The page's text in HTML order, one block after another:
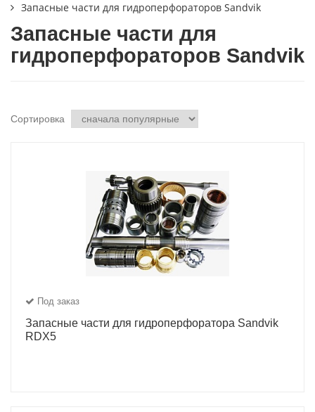
Запасные части для гидроперфораторов Sandvik
Запасные части для
гидроперфораторов Sandvik
Сортировка
Под заказ
Запасные части для гидроперфоратора Sandvik
RDX5